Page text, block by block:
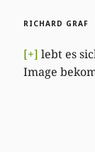
RICHARD GRAF
[+] lebt es
Image